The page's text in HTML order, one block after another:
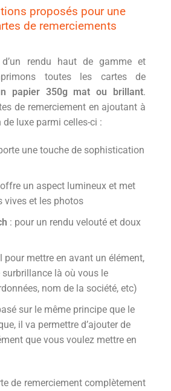
proposés pour une
de remerciements
rendu haut de gamme et
toutes les cartes de
papier 350g mat ou brillant.
de remerciement en ajoutant à
luxe parmi celles-ci :
une touche de sophistication
un aspect lumineux et met
vives et les photos
: pour un rendu velouté et doux
pour mettre en avant un élément,
là où vous le
nom de la société, etc)
sur le même principe que le
il va permettre d’ajouter de
que vous voulez mettre en
de remerciement complètement